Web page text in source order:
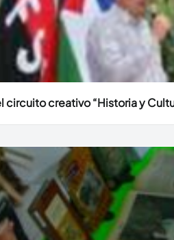
circuito creativo “Historia y